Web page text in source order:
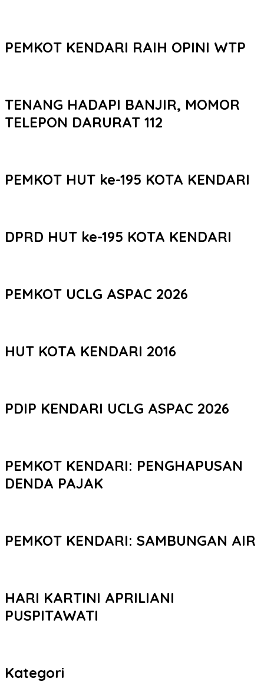
PEMKOT KENDARI RAIH OPINI WTP
TENANG HADAPI BANJIR, MOMOR
TELEPON DARURAT 112
PEMKOT HUT ke-195 KOTA KENDARI
DPRD HUT ke-195 KOTA KENDARI
PEMKOT UCLG ASPAC 2026
HUT KOTA KENDARI 2016
PDIP KENDARI UCLG ASPAC 2026
PEMKOT KENDARI: PENGHAPUSAN
DENDA PAJAK
PEMKOT KENDARI: SAMBUNGAN AIR
HARI KARTINI APRILIANI
PUSPITAWATI
Kategori